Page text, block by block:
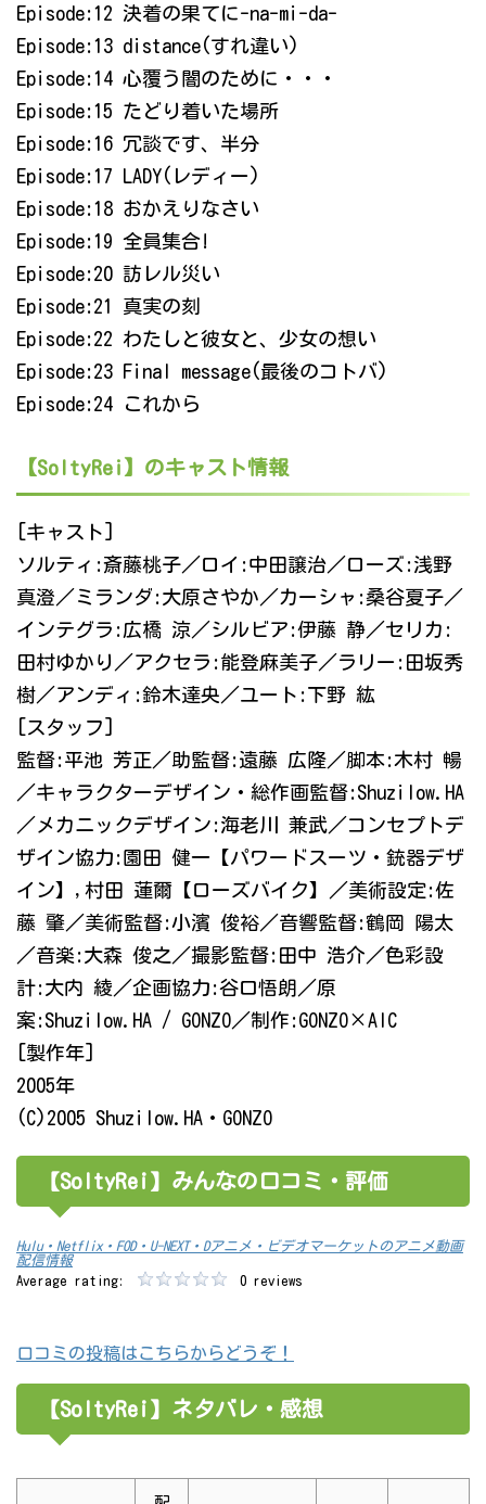
Episode:12 決着の果てに-na-mi-da-
Episode:13 distance(すれ違い)
Episode:14 心覆う闇のために・・・
Episode:15 たどり着いた場所
Episode:16 冗談です、半分
Episode:17 LADY(レディー)
Episode:18 おかえりなさい
Episode:19 全員集合!
Episode:20 訪レル災い
Episode:21 真実の刻
Episode:22 わたしと彼女と、少女の想い
Episode:23 Final message(最後のコトバ)
Episode:24 これから
【SoltyRei】のキャスト情報
[キャスト]
ソルティ:斎藤桃子／ロイ:中田譲治／ローズ:浅野
真澄／ミランダ:大原さやか／カーシャ:桑谷夏子／
インテグラ:広橋 涼／シルビア:伊藤 静／セリカ:
田村ゆかり／アクセラ:能登麻美子／ラリー:田坂秀
樹／アンディ:鈴木達央／ユート:下野 紘
[スタッフ]
監督:平池 芳正／助監督:遠藤 広隆／脚本:木村 暢
／キャラクターデザイン・総作画監督:Shuzilow.HA
／メカニックデザイン:海老川 兼武／コンセプトデ
ザイン協力:園田 健一【パワードスーツ・銃器デザ
イン】,村田 蓮爾【ローズバイク】／美術設定:佐
藤 肇／美術監督:小濱 俊裕／音響監督:鶴岡 陽太
／音楽:大森 俊之／撮影監督:田中 浩介／色彩設
計:大内 綾／企画協力:谷口悟朗／原
案:Shuzilow.HA / GONZO／制作:GONZO×AIC
[製作年]
2005年
(C)2005 Shuzilow.HA・GONZO
【SoltyRei】みんなの口コミ・評価
Hulu・Netflix・FOD・U-NEXT・Dアニメ・ビデオマーケットのアニメ動画
配信情報
Average rating:
0 reviews
口コミの投稿はこちらからどうぞ！
【SoltyRei】ネタバレ・感想